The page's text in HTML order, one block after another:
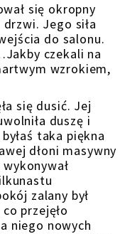
się okropny
Jego siła
do salonu.
czekali na
wzrokiem,
się dusić. Jej
duszę i
taka piękna
dłoni masywny
zalany był
przejęło
niego nowych